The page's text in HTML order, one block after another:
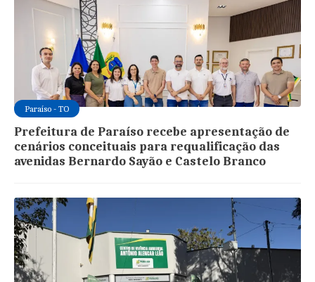
Paraíso - TO
Prefeitura de Paraíso recebe apresentação de
cenários conceituais para requalificação das
avenidas Bernardo Sayão e Castelo Branco